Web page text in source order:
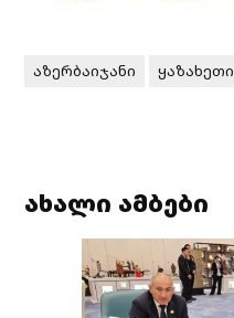
აზერბაიჯანი ყაზახეთი
ახალი ამბები